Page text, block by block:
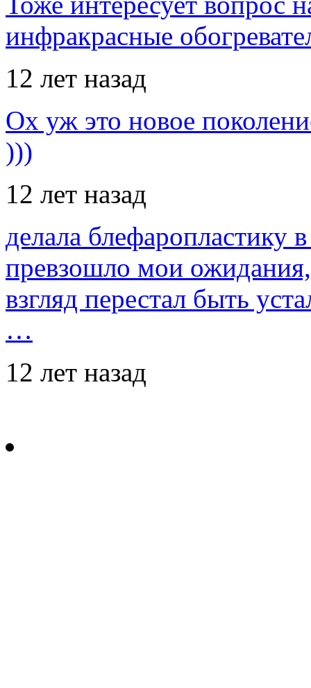
инфракрасные
12 лет назад
Ох уж это новое
)))
12 лет назад
делала блефаропластику
превзошло мои
взгляд перестал быть
…
12 лет назад